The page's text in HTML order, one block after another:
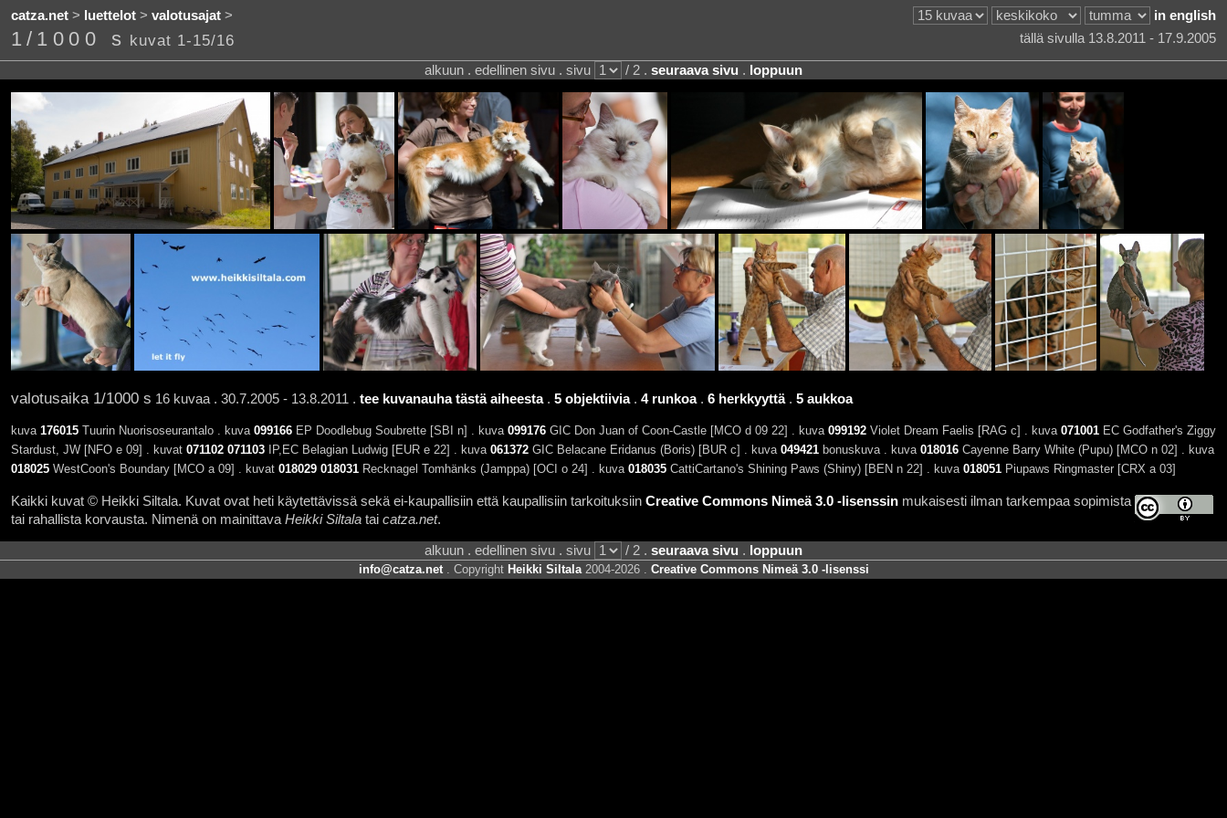
catza.net> luettelot> valotusajat> in english
1/1000 s kuvat 1-15/16 tällä sivulla 13.8.2011 - 17.9.2005
alkuun . edellinen sivu . sivu / 2 . seuraava sivu . loppuun
valotusaika 1/1000 s 16 kuvaa . 30.7.2005 - 13.8.2011 . tee kuvanauha tästä aiheesta. 5 objektiivia. 4 runkoa. 6 herkkyyttä. 5 aukkoa
kuva 176015Tuurin Nuorisoseurantalo . kuva 099166EP Doodlebug Soubrette [SBI n] . kuva 099176GIC Don Juan of Coon-Castle [MCO d 09 22] . kuva 099192Violet Dream Faelis [RAG c] . kuva 071001EC Godfather's Ziggy
Stardust, JW [NFO e 09] . kuvat 071102 071103IP,EC Belagian Ludwig [EUR e 22] . kuva 061372GIC Belacane Eridanus (Boris) [BUR c] . kuva 049421bonuskuva . kuva 018016Cayenne Barry White (Pupu) [MCO n 02] . kuva
018025WestCoon's Boundary [MCO a 09] . kuvat 018029 018031Recknagel Tomhänks (Jamppa) [OCI o 24] . kuva 018035CattiCartano's Shining Paws (Shiny) [BEN n 22] . kuva 018051Piupaws Ringmaster [CRX a 03]
Kaikki kuvat © Heikki Siltala. Kuvat ovat heti käytettävissä sekä ei-kaupallisiin että kaupallisiin tarkoituksiin Creative Commons Nimeä 3.0 -lisenssinmukaisesti ilman tarkempaa sopimista
tai rahallista korvausta. Nimenä on mainittava Heikki Siltalatai catza.net.
alkuun . edellinen sivu . sivu / 2 . seuraava sivu . loppuun
info@catza.net. Copyright Heikki Siltala2004-2026 . Creative Commons Nimeä 3.0 -lisenssi